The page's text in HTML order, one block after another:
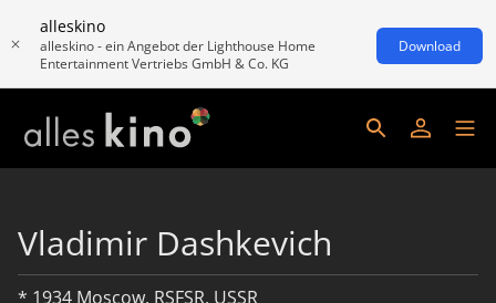
alleskino
alleskino - ein Angebot der Lighthouse Home
Entertainment Vertriebs GmbH & Co. KG
Download
Vladimir Dashkevich
* 1934 Moscow, RSFSR, USSR